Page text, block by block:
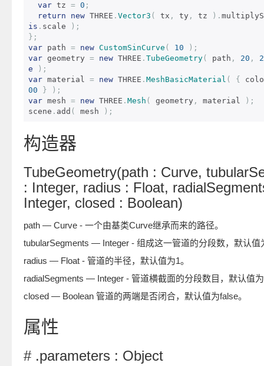
var tz = 0 ;
return
new THREE . Vector3 ( tx , ty , tz ).
is . scale
);
};
var path = new CustomSinCurve ( 10
);
var geometry = new THREE . TubeGeometry( path , 20 ,
2
e
);
var material = new THREE . MeshBasicMaterial ( {
00
}
);
var mesh = new THREE . Mesh ( geometry , material
);
scene . add ( mesh );
构造器
TubeGeometry(path : Curve,
: Integer, radius : Float,
Integer, closed : Boolean)
path — Curve - 一个由基类Curve继承而来的路径。
tubularSegments — Integer - 组成这一管道的分段数，默认值
radius — Float - 管道的半径，默认值为1。
radialSegments — Integer - 管道横截面的分段数目，默认值
closed — Boolean 管道的两端是否闭合，默认值为false。
属性
# .parameters : Object